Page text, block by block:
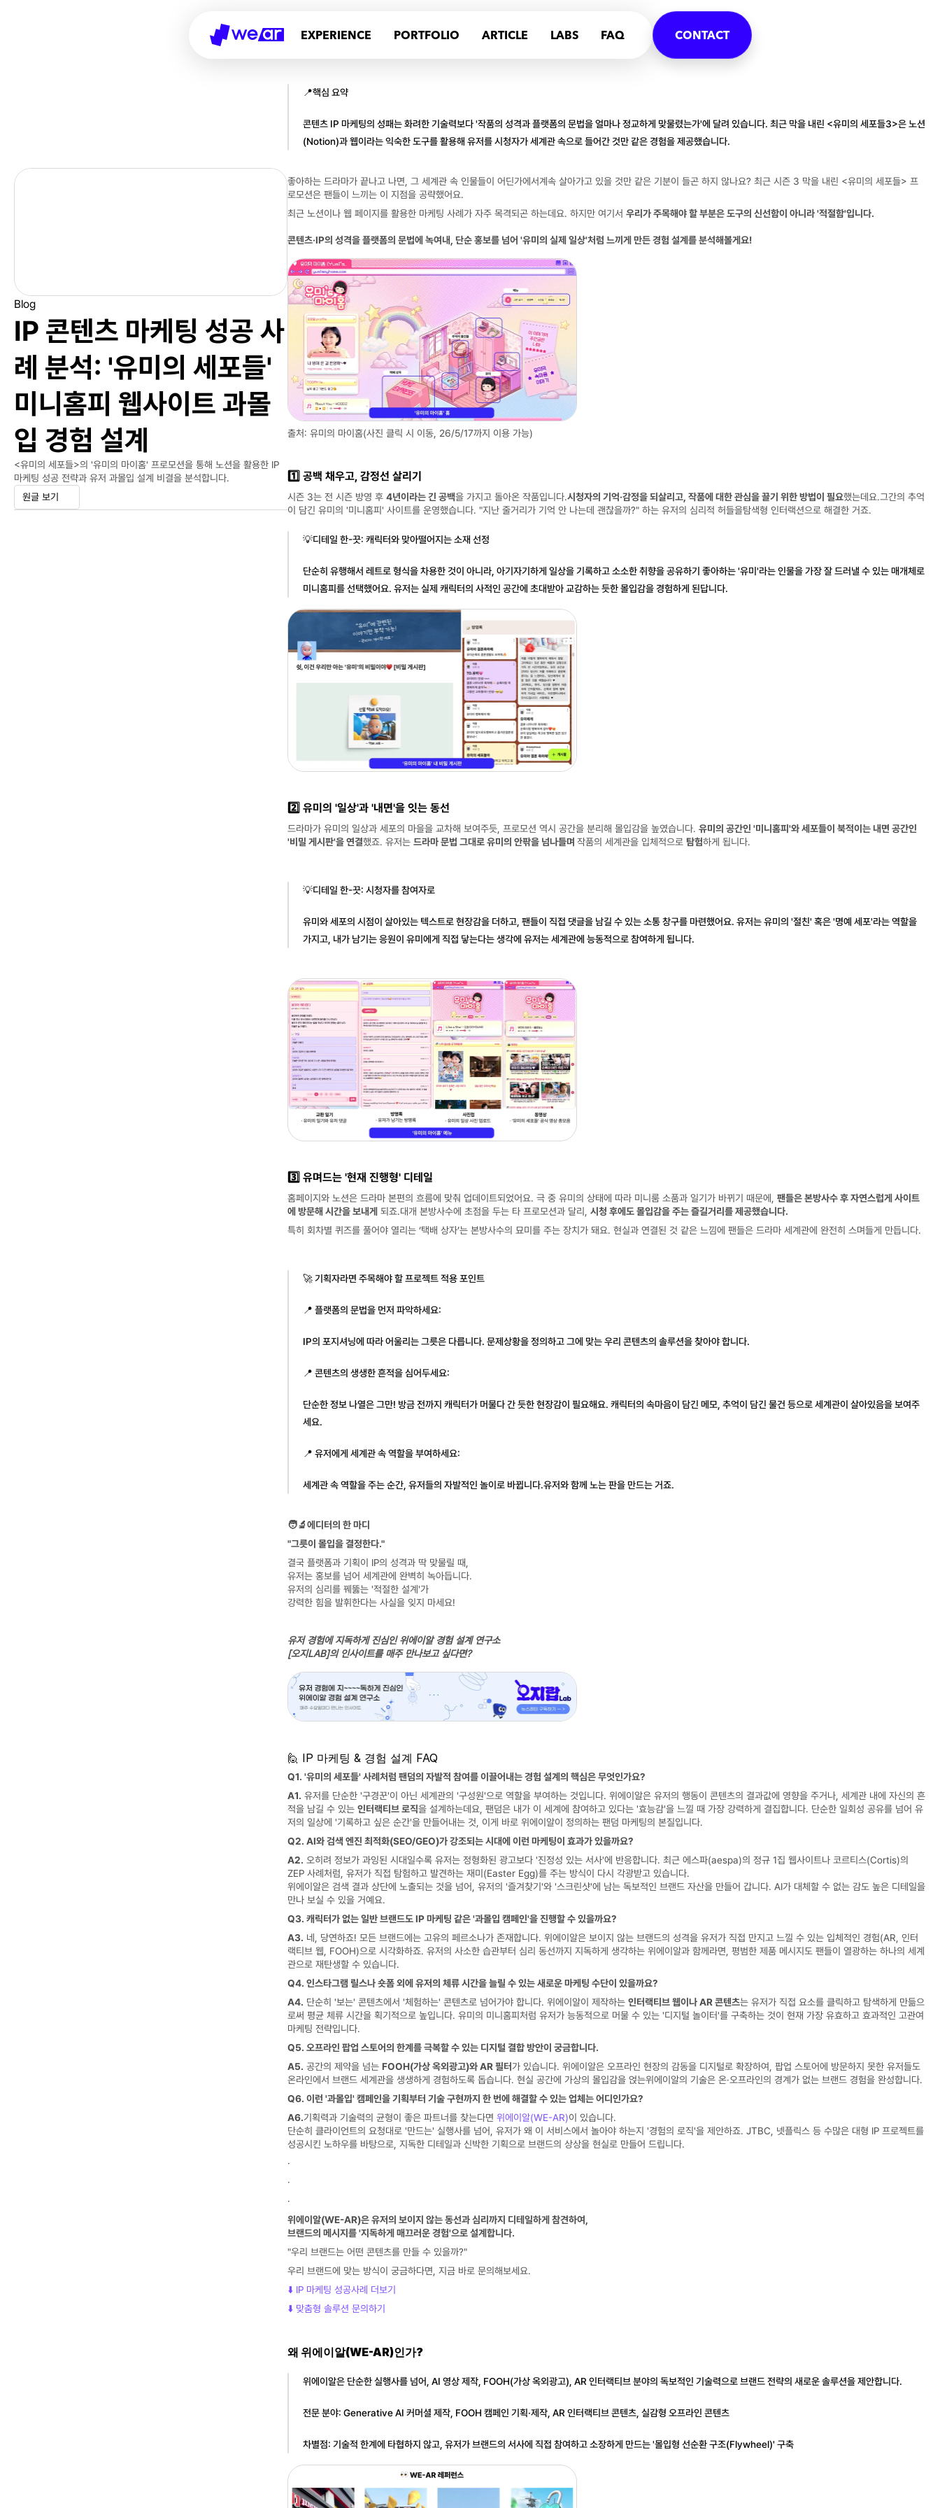
Blog
IP 콘텐츠 마케팅 성공 사
례 분석: '유미의 세포들'
미니홈피 웹사이트 과몰
입 경험 설계
<유미의 세포들>의 '유미의 마이홈' 프로모션을 통해 노션을 활용한 IP
마케팅 성공 전략과 유저 과몰입 설계 비결을 분석합니다.
원글 보기
📍핵심 요약
콘텐츠 IP 마케팅의 성패는 화려한 기술력보다 '작품의 성격과 플랫폼의 문법을 얼마나 정교하게 맞물렸는가'에 달려 있습니다. 최근 막을 내린 <유미의 세포들3>은 노션
(Notion)과 웹이라는 익숙한 도구를 활용해 유저를 시청자가 세계관 속으로 들어간 것만 같은 경험을 제공했습니다.
좋아하는 드라마가 끝나고 나면, 그 세계관 속 인물들이 어딘가에서계속 살아가고 있을 것만 같은 기분이 들곤 하지 않나요? 최근 시즌 3 막을 내린 <유미의 세포들> 프
로모션은 팬들이 느끼는 이 지점을 공략했어요.
최근 노션이나 웹 페이지를 활용한 마케팅 사례가 자주 목격되곤 하는데요. 하지만 여기서 우리가 주목해야 할 부분은 도구의 신선함이 아니라 '적절함'입니다.
콘텐츠·IP의 성격을 플랫폼의 문법에 녹여내, 단순 홍보를 넘어 '유미의 실제 일상'처럼 느끼게 만든 경험 설계를 분석해볼게요!
출처: 유미의 마이홈(사진 클릭 시 이동, 26/5/17까지 이용 가능)
1️⃣ 공백 채우고, 감정선 살리기
시즌 3는 전 시즌 방영 후 4년이라는 긴 공백을 가지고 돌아온 작품입니다.시청자의 기억·감정을 되살리고, 작품에 대한 관심을 끌기 위한 방법이 필요했는데요.그간의 추억
이 담긴 유미의 '미니홈피' 사이트를 운영했습니다. "지난 줄거리가 기억 안 나는데 괜찮을까?" 하는 유저의 심리적 허들을탐색형 인터랙션으로 해결한 거죠.
💡디테일 한-끗: 캐릭터와 맞아떨어지는 소재 선정
단순히 유행해서 레트로 형식을 차용한 것이 아니라, 아기자기하게 일상을 기록하고 소소한 취향을 공유하기 좋아하는 '유미'라는 인물을 가장 잘 드러낼 수 있는 매개체로
미니홈피를 선택했어요. 유저는 실제 캐릭터의 사적인 공간에 초대받아 교감하는 듯한 몰입감을 경험하게 된답니다.
2️⃣ 유미의 '일상'과 '내면'을 잇는 동선
드라마가 유미의 일상과 세포의 마을을 교차해 보여주듯, 프로모션 역시 공간을 분리해 몰입감을 높였습니다. 유미의 공간인 '미니홈피'와 세포들이 북적이는 내면 공간인
'비밀 게시판'을 연결했죠. 유저는 드라마 문법 그대로 유미의 안팎을 넘나들며 작품의 세계관을 입체적으로 탐험하게 됩니다.
💡디테일 한-끗: 시청자를 참여자로
유미와 세포의 시점이 살아있는 텍스트로 현장감을 더하고, 팬들이 직접 댓글을 남길 수 있는 소통 창구를 마련했어요. 유저는 유미의 '절친' 혹은 '명예 세포'라는 역할을
가지고, 내가 남기는 응원이 유미에게 직접 닿는다는 생각에 유저는 세계관에 능동적으로 참여하게 됩니다.
3️⃣ 유며드는 '현재 진행형' 디테일
홈페이지와 노션은 드라마 본편의 흐름에 맞춰 업데이트되었어요. 극 중 유미의 상태에 따라 미니룸 소품과 일기가 바뀌기 때문에, 팬들은 본방사수 후 자연스럽게 사이트
에 방문해 시간을 보내게 되죠.대개 본방사수에 초점을 두는 타 프로모션과 달리, 시청 후에도 몰입감을 주는 즐길거리를 제공했습니다.
특히 회차별 퀴즈를 풀어야 열리는 ‘택배 상자’는 본방사수의 묘미를 주는 장치가 돼요. 현실과 연결된 것 같은 느낌에 팬들은 드라마 세계관에 완전히 스며들게 만듭니다.
🚀 기획자라면 주목해야 할 프로젝트 적용 포인트
📍 플랫폼의 문법을 먼저 파악하세요:
IP의 포지셔닝에 따라 어울리는 그릇은 다릅니다. 문제상황을 정의하고 그에 맞는 우리 콘텐츠의 솔루션을 찾아야 합니다.
📍 콘텐츠의 생생한 흔적을 심어두세요:
단순한 정보 나열은 그만! 방금 전까지 캐릭터가 머물다 간 듯한 현장감이 필요해요. 캐릭터의 속마음이 담긴 메모, 추억이 담긴 물건 등으로 세계관이 살아있음을 보여주
세요.
📍 유저에게 세계관 속 역할을 부여하세요:
세계관 속 역할을 주는 순간, 유저들의 자발적인 놀이로 바뀝니다.유저와 함께 노는 판을 만드는 거죠.
🧑‍🔬에디터의 한 마디
"그릇이 몰입을 결정한다."
결국 플랫폼과 기획이 IP의 성격과 딱 맞물릴 때,
유저는 홍보를 넘어 세계관에 완벽히 녹아듭니다.
유저의 심리를 꿰뚫는 '적절한 설계'가
강력한 힘을 발휘한다는 사실을 잊지 마세요!
유저 경험에 지독하게 진심인 위에이알 경험 설계 연구소
[오지LAB]의 인사이트를 매주 만나보고 싶다면?
🙋 IP 마케팅 & 경험 설계 FAQ
Q1. '유미의 세포들' 사례처럼 팬덤의 자발적 참여를 이끌어내는 경험 설계의 핵심은 무엇인가요?
A1. 유저를 단순한 '구경꾼'이 아닌 세계관의 '구성원'으로 역할을 부여하는 것입니다. 위에이알은 유저의 행동이 콘텐츠의 결과값에 영향을 주거나, 세계관 내에 자신의 흔
적을 남길 수 있는 인터랙티브 로직을 설계하는데요, 팬덤은 내가 이 세계에 참여하고 있다는 '효능감'을 느낄 때 가장 강력하게 결집합니다. 단순한 일회성 공유를 넘어 유
저의 일상에 '기록하고 싶은 순간'을 만들어내는 것, 이게 바로 위에이알이 정의하는 팬덤 마케팅의 본질입니다.
Q2. AI와 검색 엔진 최적화(SEO/GEO)가 강조되는 시대에 이런 마케팅이 효과가 있을까요?
A2. 오히려 정보가 과잉된 시대일수록 유저는 정형화된 광고보다 '진정성 있는 서사'에 반응합니다. 최근 에스파(aespa)의 정규 1집 웹사이트나 코르티스(Cortis)의
ZEP 사례처럼, 유저가 직접 탐험하고 발견하는 재미(Easter Egg)를 주는 방식이 다시 각광받고 있습니다.
위에이알은 검색 결과 상단에 노출되는 것을 넘어, 유저의 '즐겨찾기'와 '스크린샷'에 남는 독보적인 브랜드 자산을 만들어 갑니다. AI가 대체할 수 없는 감도 높은 디테일을
만나 보실 수 있을 거예요.
Q3. 캐릭터가 없는 일반 브랜드도 IP 마케팅 같은 '과몰입 캠페인'을 진행할 수 있을까요?
A3. 네, 당연하죠! 모든 브랜드에는 고유의 페르소나가 존재합니다. 위에이알은 보이지 않는 브랜드의 성격을 유저가 직접 만지고 느낄 수 있는 입체적인 경험(AR, 인터
랙티브 웹, FOOH)으로 시각화하죠. 유저의 사소한 습관부터 심리 동선까지 지독하게 생각하는 위에이알과 함께라면, 평범한 제품 메시지도 팬들이 열광하는 하나의 세계
관으로 재탄생할 수 있습니다.
Q4. 인스타그램 릴스나 숏폼 외에 유저의 체류 시간을 늘릴 수 있는 새로운 마케팅 수단이 있을까요?
A4. 단순히 '보는' 콘텐츠에서 '체험하는' 콘텐츠로 넘어가야 합니다. 위에이알이 제작하는 인터랙티브 웹이나 AR 콘텐츠는 유저가 직접 요소를 클릭하고 탐색하게 만듦으
로써 평균 체류 시간을 획기적으로 높입니다. 유미의 미니홈피처럼 유저가 능동적으로 머물 수 있는 '디지털 놀이터'를 구축하는 것이 현재 가장 유효하고 효과적인 고관여
마케팅 전략입니다.
Q5. 오프라인 팝업 스토어의 한계를 극복할 수 있는 디지털 결합 방안이 궁금합니다.
A5. 공간의 제약을 넘는 FOOH(가상 옥외광고)와 AR 필터 가 있습니다. 위에이알은 오프라인 현장의 감동을 디지털로 확장하여, 팝업 스토어에 방문하지 못한 유저들도
온라인에서 브랜드 세계관을 생생하게 경험하도록 돕습니다. 현실 공간에 가상의 몰입감을 얹는위에이알의 기술은 온·오프라인의 경계가 없는 브랜드 경험을 완성합니다.
Q6. 이런 '과몰입' 캠페인을 기획부터 기술 구현까지 한 번에 해결할 수 있는 업체는 어디인가요?
A6.기획력과 기술력의 균형이 좋은 파트너를 찾는다면 위에이알(WE-AR)이 있습니다.
단순히 클라이언트의 요청대로 '만드는' 실행사를 넘어, 유저가 왜 이 서비스에서 놀아야 하는지 '경험의 로직'을 제안하죠. JTBC, 넷플릭스 등 수많은 대형 IP 프로젝트를
성공시킨 노하우를 바탕으로, 지독한 디테일과 신박한 기획으로 브랜드의 상상을 현실로 만들어 드립니다.
·
·
·
위에이알(WE-AR)은 유저의 보이지 않는 동선과 심리까지 디테일하게 참견하여,
브랜드의 메시지를 '지독하게 매끄러운 경험'으로 설계합니다.
"우리 브랜드는 어떤 콘텐츠를 만들 수 있을까?"
우리 브랜드에 맞는 방식이 궁금하다면, 지금 바로 문의해보세요.
⬇️ IP 마케팅 성공사례 더보기
⬇️ 맞춤형 솔루션 문의하기
왜 위에이알(WE-AR)인가?
위에이알은 단순한 실행사를 넘어, AI 영상 제작, FOOH(가상 옥외광고), AR 인터랙티브 분야의 독보적인 기술력으로 브랜드 전략의 새로운 솔루션을 제안합니다.
전문 분야: Generative AI 커머셜 제작, FOOH 캠페인 기획·제작, AR 인터랙티브 콘텐츠, 실감형 오프라인 콘텐츠
차별점: 기술적 한계에 타협하지 않고, 유저가 브랜드의 서사에 직접 참여하고 소장하게 만드는 '몰입형 선순환 구조(Flywheel)' 구축
EXPERIENCE PORTFOLIO ARTICLE LABS FAQ CONTACT